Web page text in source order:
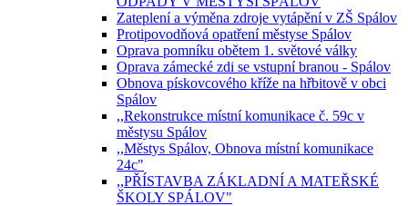
Zateplení a výměna zdroje vytápění v ZŠ Spálov
Protipovodňová opatření městyse Spálov
Oprava pomníku obětem 1. světové války
Oprava zámecké zdi se vstupní branou - Spálov
Obnova pískovcového kříže na hřbitově v obci
Spálov
,,Rekonstrukce místní komunikace č. 59c v
městysu Spálov
,,Městys Spálov, Obnova místní komunikace
24c"
,,PŘÍSTAVBA ZÁKLADNÍ A MATEŘSKÉ
ŠKOLY SPÁLOV"